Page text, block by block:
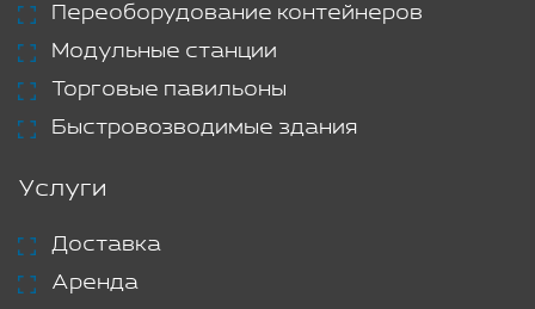
Переоборудование контейнеров
Модульные станции
Торговые павильоны
Быстровозводимые здания
Услуги
Доставка
Аренда